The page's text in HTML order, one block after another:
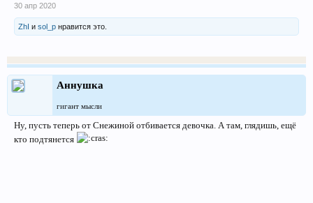
30 апр 2020
ZhI и sol_p нравится это.
Аннушка
гигант мысли
Ну, пусть теперь от Снежиной отбивается девочка. А там, глядишь, ещё
кто подтянется